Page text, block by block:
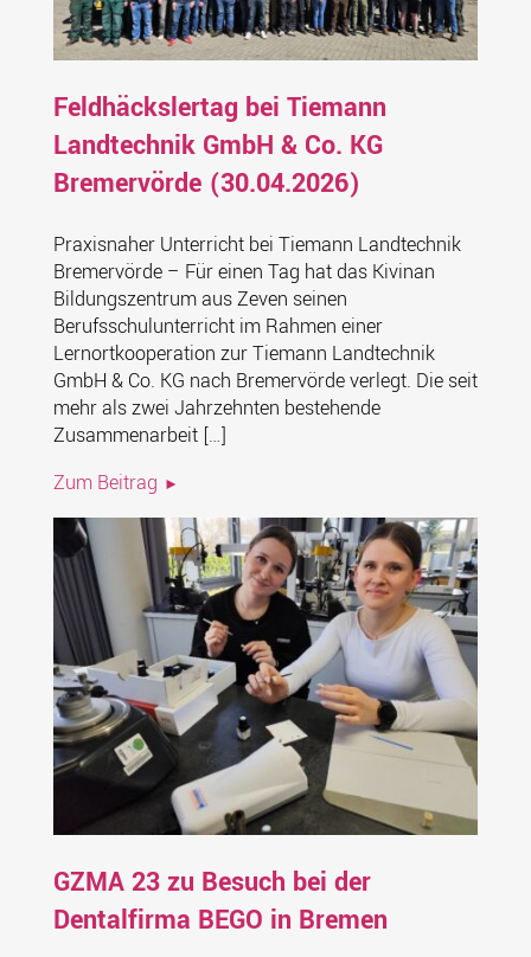
Feldhäckslertag bei Tiemann
Landtechnik GmbH & Co. KG
Bremervörde (30.04.2026)
Praxisnaher Unterricht bei Tiemann Landtechnik
Bremervörde – Für einen Tag hat das Kivinan
Bildungszentrum aus Zeven seinen
Berufsschulunterricht im Rahmen einer
Lernortkooperation zur Tiemann Landtechnik
GmbH & Co. KG nach Bremervörde verlegt. Die seit
mehr als zwei Jahrzehnten bestehende
Zusammenarbeit […]
Zum Beitrag
GZMA 23 zu Besuch bei der
Dentalfirma BEGO in Bremen